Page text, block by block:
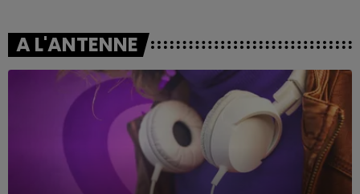
A L'ANTENNE